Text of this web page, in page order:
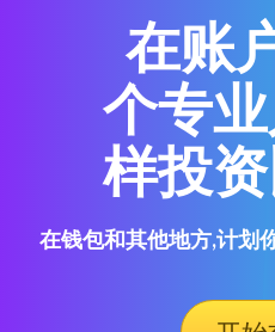
在账
个专
样投
在钱包和其他地方,计划